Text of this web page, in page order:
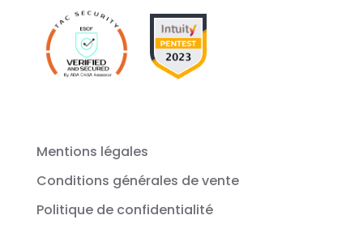
Mentions légales
Conditions générales de vente
Politique de confidentialité